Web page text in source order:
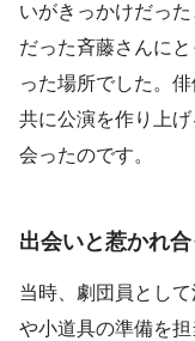
いがきっかけだっ
だった斉藤さんに
った場所でした。
共に公演を作り上
会ったのです。
出会いと惹かれ
当時、劇団員とし
や小道具の準備を